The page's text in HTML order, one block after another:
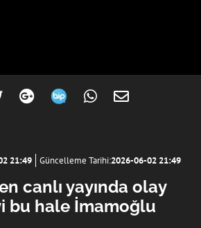
21:49 Güncelleme Tarihi:2026-06-02 21:49
canlı yayında olay
bu hale İmamoğlu